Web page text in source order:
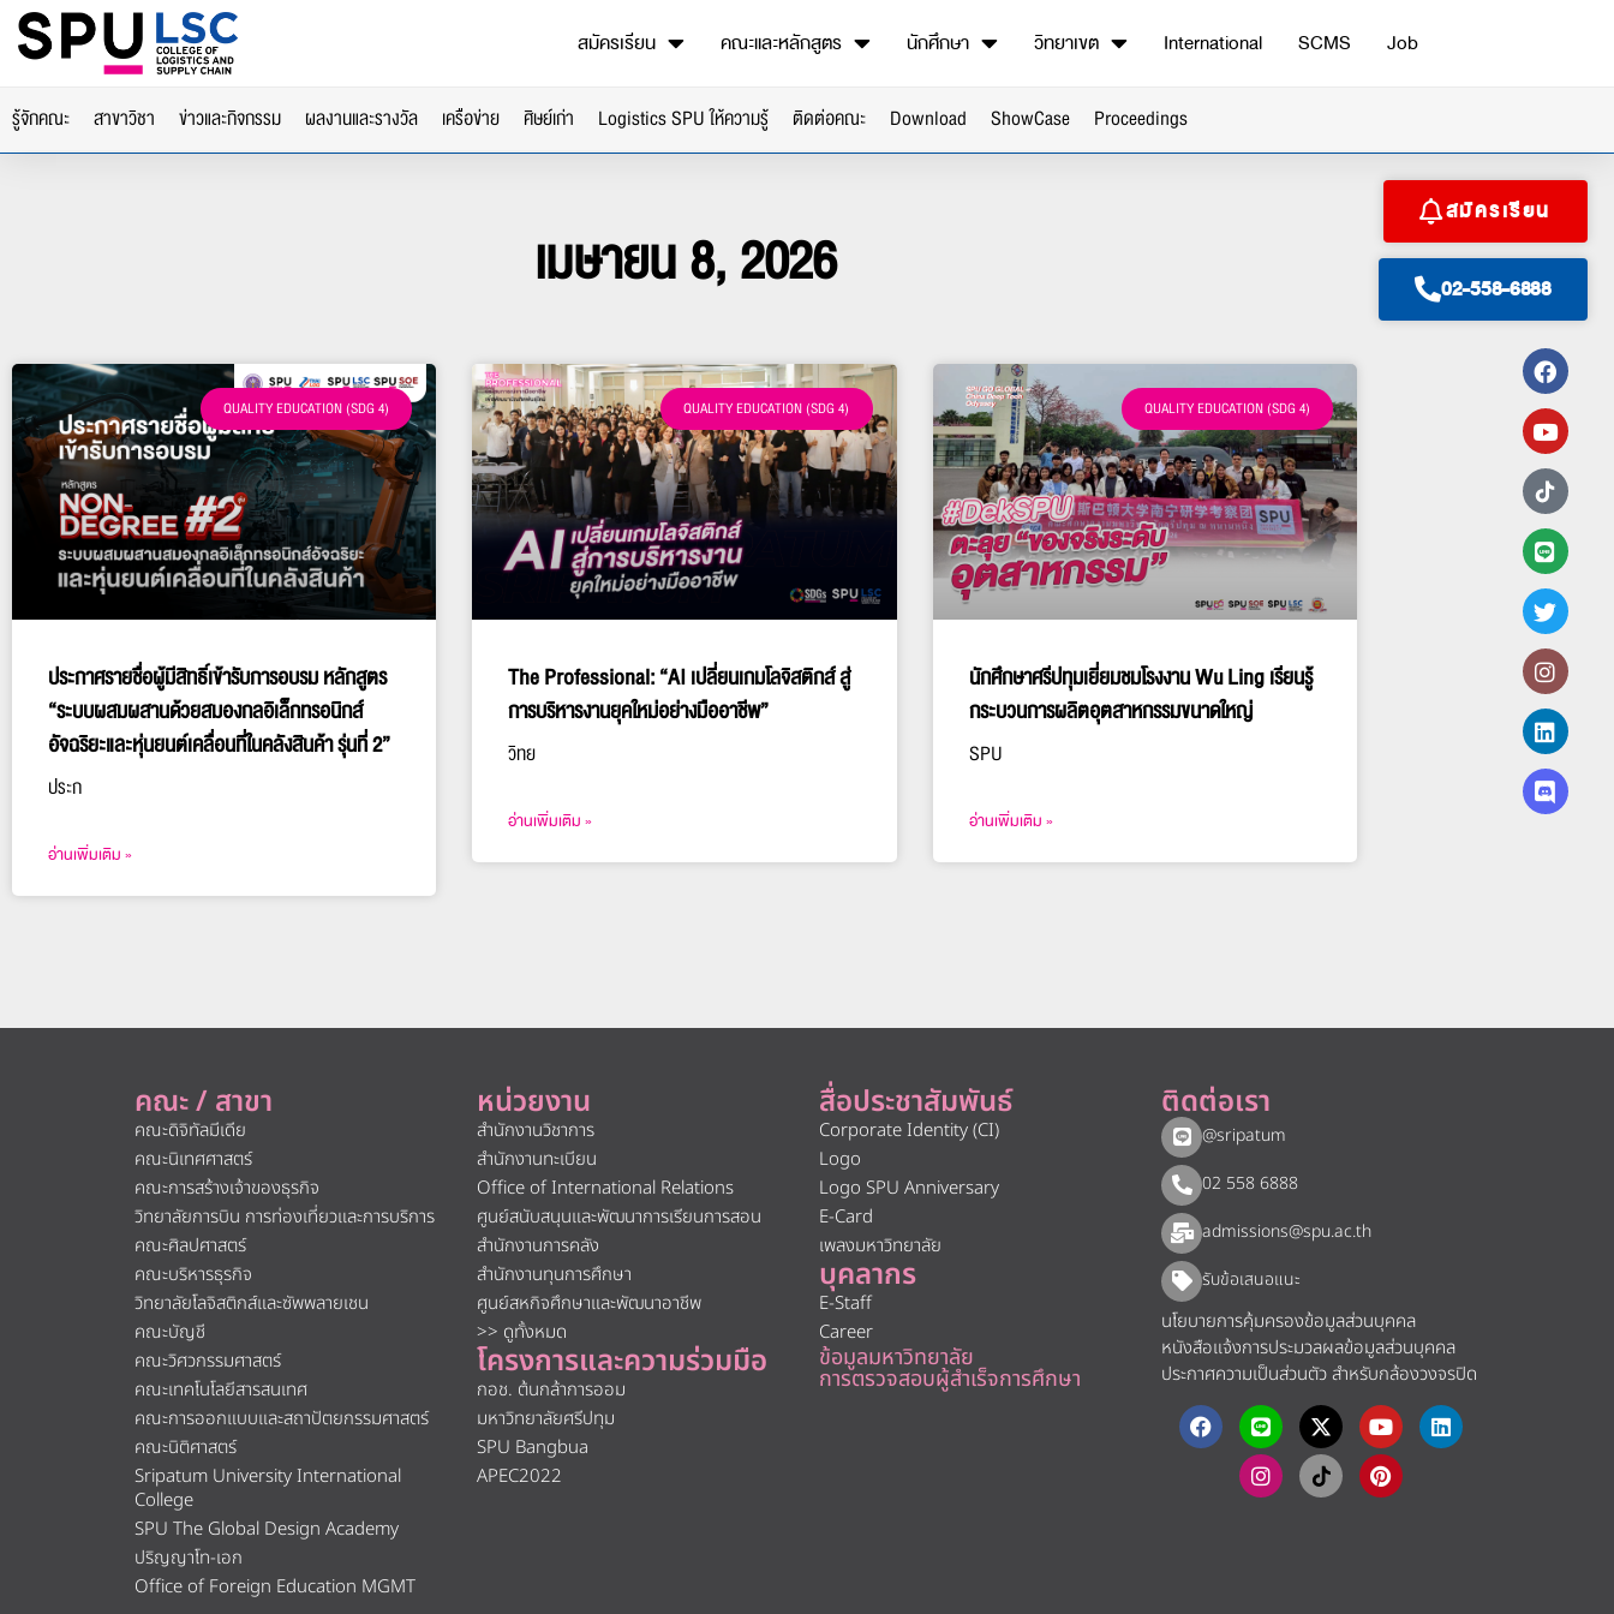
สมัครเรียน คณะและหลักสูตร นักศึกษา วิทยาเขต International SCMS Job
รู้จักคณะ สาขาวิชา ข่าวและกิจกรรม ผลงานและรางวัล เครือข่าย ศิษย์เก่า Logistics SPU ให้ความรู้ ติดต่อคณะ Download ShowCase Proceedings
สมัครเรียน
02-558-6888
เมษายน 8, 2026
QUALITY EDUCATION (SDG 4)
ประกาศรายชื่อผู้มีสิทธิ์เข้ารับการอบรม หลักสูตร
“ระบบผสมผสานด้วยสมองกลอิเล็กทรอนิกส์
อัจฉริยะและหุ่นยนต์เคลื่อนที่ในคลังสินค้า รุ่นที่ 2”
ประก
อ่านเพิ่มเติม »
QUALITY EDUCATION (SDG 4)
The Professional: “AI เปลี่ยนเกมโลจิสติกส์ สู่
การบริหารงานยุคใหม่อย่างมืออาชีพ”
วิทย
อ่านเพิ่มเติม »
QUALITY EDUCATION (SDG 4)
นักศึกษาศรีปทุมเยี่ยมชมโรงงาน Wu Ling เรียนรู้
กระบวนการผลิตอุตสาหกรรมขนาดใหญ่
SPU
อ่านเพิ่มเติม »
คณะ / สาขา
คณะดิจิทัลมีเดีย
คณะนิเทศศาสตร์
คณะการสร้างเจ้าของธุรกิจ
วิทยาลัยการบิน การท่องเที่ยวและการบริการ
คณะศิลปศาสตร์
คณะบริหารธุรกิจ
วิทยาลัยโลจิสติกส์และซัพพลายเชน
คณะบัญชี
คณะวิศวกรรมศาสตร์
คณะเทคโนโลยีสารสนเทศ
คณะการออกแบบและสถาปัตยกรรมศาสตร์
คณะนิติศาสตร์
Sripatum University International
College
SPU The Global Design Academy
ปริญญาโท-เอก
Office of Foreign Education MGMT
หน่วยงาน
สำนักงานวิชาการ
สำนักงานทะเบียน
Office of International Relations
ศูนย์สนับสนุนและพัฒนาการเรียนการสอน
สำนักงานการคลัง
สำนักงานทุนการศึกษา
ศูนย์สหกิจศึกษาและพัฒนาอาชีพ
>> ดูทั้งหมด
โครงการและความร่วมมือ
กอช. ต้นกล้าการออม
มหาวิทยาลัยศรีปทุม
SPU Bangbua
APEC2022
สื่อประชาสัมพันธ์
Corporate Identity (CI)
Logo
Logo SPU Anniversary
E-Card
เพลงมหาวิทยาลัย
บุคลากร
E-Staff
Career
ข้อมูลมหาวิทยาลัย
การตรวจสอบผู้สำเร็จการศึกษา
ติดต่อเรา
@sripatum
02 558 6888
admissions@spu.ac.th
รับข้อเสนอแนะ​
นโยบายการคุ้มครองข้อมูลส่วนบุคคล
หนังสือแจ้งการประมวลผลข้อมูลส่วนบุคคล
ประกาศความเป็นส่วนตัว สำหรับกล้องวงจรปิด